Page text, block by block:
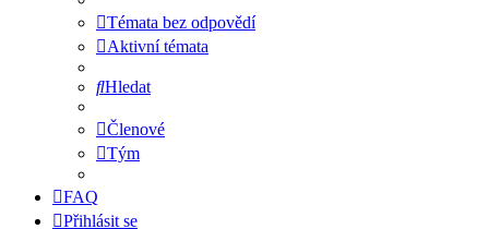
Témata bez odpovědí
Aktivní témata
Hledat
Členové
Tým
FAQ
Přihlásit se